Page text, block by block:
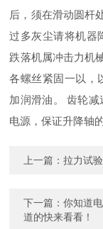
后，须在滑动圆杆
过多灰尘请将机器
跌落机属冲击力机
各螺丝紧固一以，
加润滑油。 齿轮
电源，保证升降轴
上一篇：拉力试
下一篇：你知道
道的快来看看！